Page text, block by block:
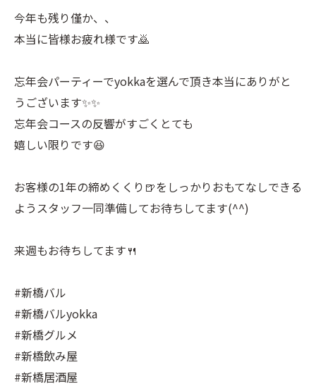
今年も残り僅か、、
本当に皆様お疲れ様です🙇
忘年会パーティーでyokkaを選んで頂き本当にありがと
うございます✨✨
忘年会コースの反響がすごくとても
嬉しい限りです😆
お客様の1年の締めくくり🍺をしっかりおもてなしできる
ようスタッフ一同準備してお待ちしてます(^^)
来週もお待ちしてます🍴
#新橋バル
#新橋バルyokka
#新橋グルメ
#新橋飲み屋
#新橋居酒屋